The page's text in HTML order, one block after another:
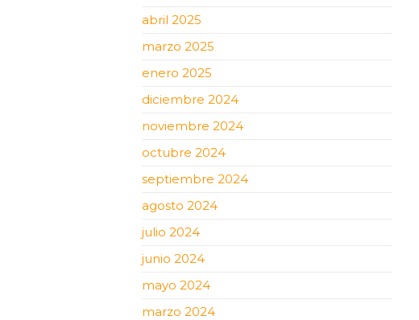
abril 2025
marzo 2025
enero 2025
diciembre 2024
noviembre 2024
octubre 2024
septiembre 2024
agosto 2024
julio 2024
junio 2024
mayo 2024
marzo 2024